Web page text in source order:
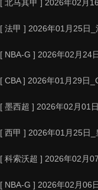
[ 北马其甲 ] 2026年02月16日 潘德
[ 法甲 ] 2026年01月25日_法甲 朗
[ NBA-G ] 2026年02月24日
[ CBA ] 2026年01月29日_CBA
[ 墨西超 ] 2026年02月01日_墨西超
[ 西甲 ] 2026年01月25日_皇家奥
[ 科索沃超 ] 2026年02月07日_罗拉
[ NBA-G ] 2026年02月06日 威斯